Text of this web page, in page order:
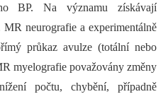
BP. Na významu získávají
neurografie a experimentálně
průkaz avulze (totální nebo
myelografie považovány změny
počtu, chybění, případně